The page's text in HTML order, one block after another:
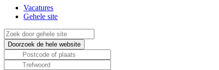
Vacatures
Gehele site